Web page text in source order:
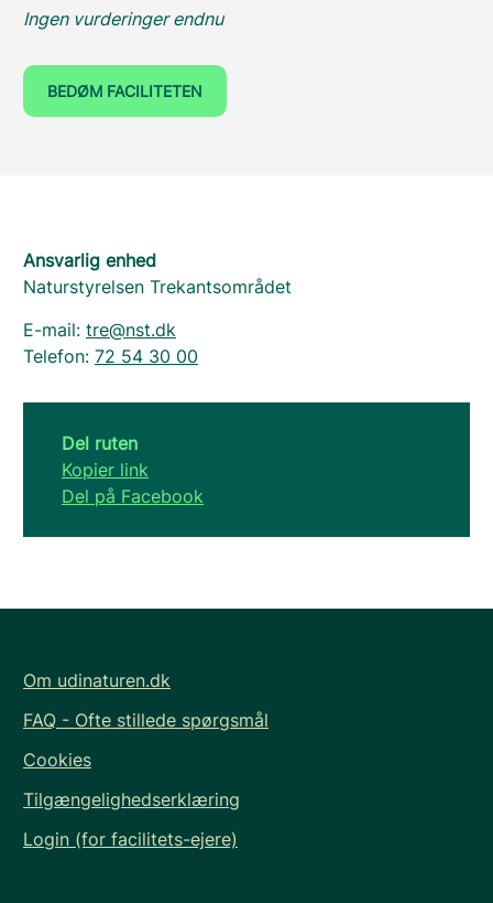
Ingen vurderinger endnu
BEDØM FACILITETEN
Ansvarlig enhed
Naturstyrelsen Trekantsområdet
E-mail: tre@nst.dk
Telefon: 72 54 30 00
Del ruten
Kopier link
Del på Facebook
Om udinaturen.dk
FAQ - Ofte stillede spørgsmål
Cookies
Tilgængelighedserklæring
Login (for facilitets-ejere)